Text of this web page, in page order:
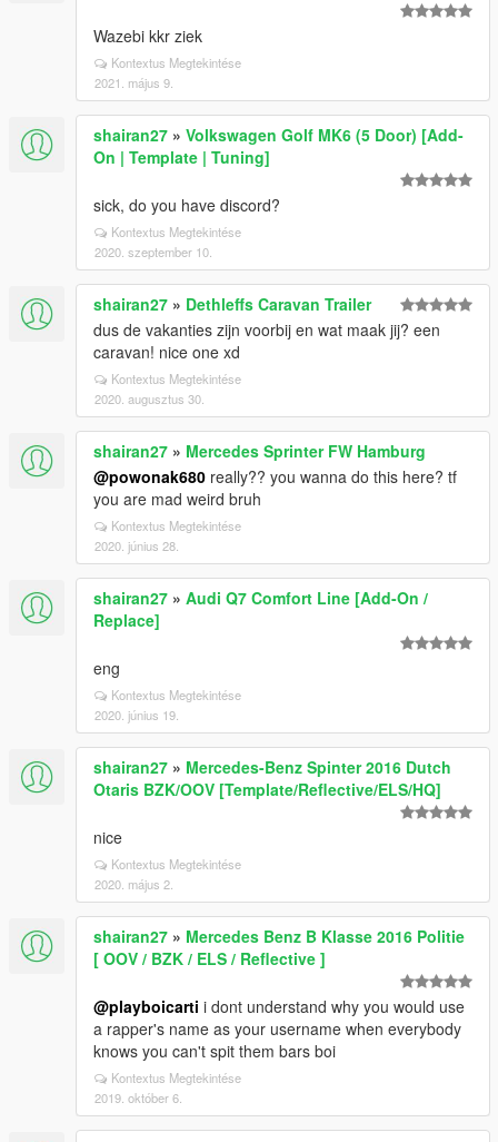
Wazebi kkr ziek
Kontextus Megtekintése
2021. május 9.
shairan27 » Volkswagen Golf MK6 (5 Door) [Add-
On | Template | Tuning]
sick, do you have discord?
Kontextus Megtekintése
2020. szeptember 10.
shairan27 » Dethleffs Caravan Trailer
dus de vakanties zijn voorbij en wat maak jij? een
caravan! nice one xd
Kontextus Megtekintése
2020. augusztus 30.
shairan27 » Mercedes Sprinter FW Hamburg
@powonak680 really?? you wanna do this here? tf
you are mad weird bruh
Kontextus Megtekintése
2020. június 28.
shairan27 » Audi Q7 Comfort Line [Add-On /
Replace]
eng
Kontextus Megtekintése
2020. június 19.
shairan27 » Mercedes-Benz Spinter 2016 Dutch
Otaris BZK/OOV [Template/Reflective/ELS/HQ]
nice
Kontextus Megtekintése
2020. május 2.
shairan27 » Mercedes Benz B Klasse 2016 Politie
[ OOV / BZK / ELS / Reflective ]
@playboicarti i dont understand why you would use
a rapper's name as your username when everybody
knows you can't spit them bars boi
Kontextus Megtekintése
2019. október 6.